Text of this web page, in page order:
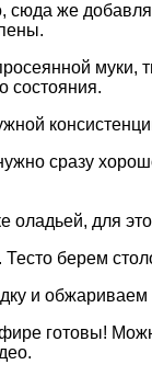
сюда же
муки,
состояния.
сразу
оладьей, для
берем
и
готовы!